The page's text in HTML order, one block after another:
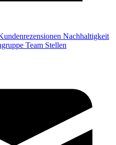
Nachhaltigkeit
Team Stellen